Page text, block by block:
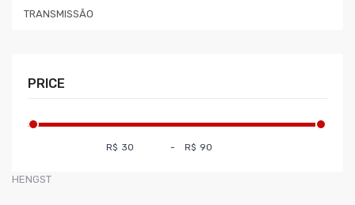
PRICE
R$ - R$
TRANSMISSÃO
HENGST